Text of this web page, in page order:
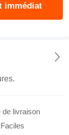
immédiat
de livraison